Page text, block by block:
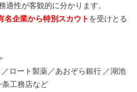
適性が客観的に分かります。
名企業から特別スカウト を受けとる
ロート製薬／あおぞら銀行 ／湖池
工務店など